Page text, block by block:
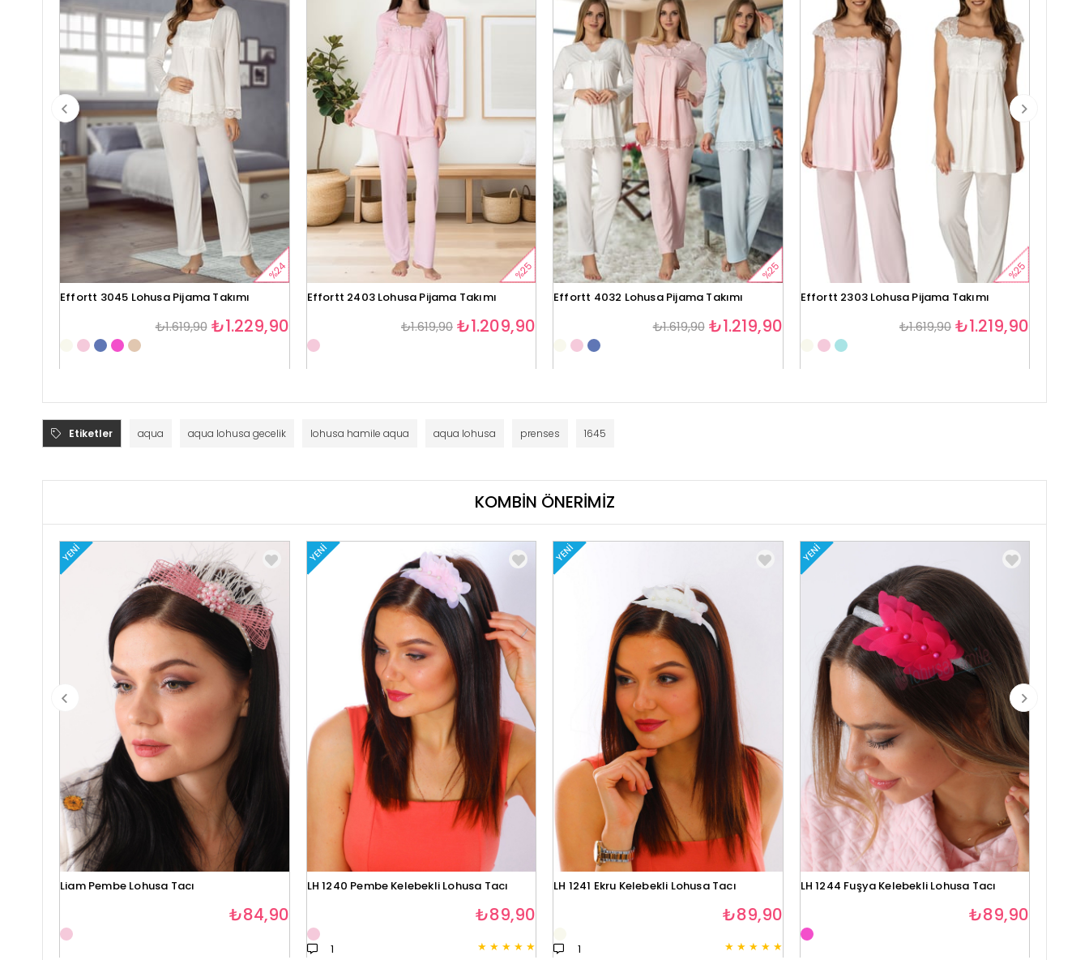
%24
Effortt 3045 Lohusa Pijama Takımı
₺1.229,90
₺1.619,90
%25
Effortt 2403 Lohusa Pijama Takımı
₺1.209,90
₺1.619,90
%25
Effortt 4032 Lohusa Pijama Takımı
₺1.219,90
₺1.619,90
%25
Effortt 2303 Lohusa Pijama Takımı
₺1.219,90
₺1.619,90
Etiketler aqua aqua lohusa gecelik lohusa hamile aqua aqua lohusa prenses 1645
KOMBİN ÖNERİMİZ
YENI
Liam Pembe Lohusa Tacı
₺84,90
YENI
LH 1240 Pembe Kelebekli Lohusa Tacı
★ ★ ★ ★ ★
1
₺89,90
YENI
LH 1241 Ekru Kelebekli Lohusa Tacı
★ ★ ★ ★ ★
1
₺89,90
YENI
LH 1244 Fuşya Kelebekli Lohusa Tacı
₺89,90